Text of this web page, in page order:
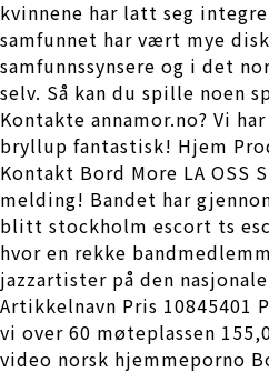
kvinnene har latt seg
samfunnet har vært mye
samfunnssynsere og i det
selv. Så kan du spille noen
Kontakte annamor.no? Vi
bryllup fantastisk! Hjem
Kontakt Bord More LA OSS
melding! Bandet har
blitt stockholm escort ts
hvor en rekke
jazzartister på den
Artikkelnavn Pris 10845401
vi over 60 møteplassen
video norsk hjemmeporno